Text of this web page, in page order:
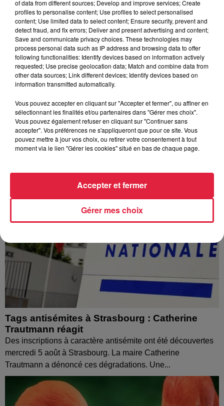
À Hoerdt, de l’eau brune sort des robinets
Depuis plusieurs jours, des habitants de Hoerdt ont vu de
l’eau brune s’écouler de leurs robinets. Face aux
nombreuses interrogations, la municipalité a pris...
Tags antisémites à Strasbourg : Catherine
Trautmann réagit
Des inscriptions à caractère antisémite ont été découvertes
mercredi 5 août à Strasbourg. La maire Catherine
Trautmann a dénoncé ces dégradations. Une...
of data from different sources; Develop and improve services; Create
profiles to personalise content; Use profiles to select personalised
content; Use limited data to select content; Ensure security, prevent and
detect fraud, and fix errors; Deliver and present advertising and content;
Save and communicate privacy choices. These technologies may
process personal data such as IP address and browsing data to offer
following functionalities: Identify devices based on information actively
requested; Use precise geolocation data; Match and combine data from
other data sources; Link different devices; Identify devices based on
information transmitted automatically.
Vous pouvez accepter en cliquant sur "Accepter et fermer", ou affiner en
sélectionnant les finalités et/ou partenaires dans "Gérer mes choix".
Vous pouvez également refuser en cliquant sur "Continuer sans
accepter". Vos préférences ne s'appliqueront que pour ce site. Vous
pouvez mettre à jour vos choix, ou retirer votre consentement à tout
moment via le lien "Gérer les cookies" situé en bas de chaque page.
Gérer mes choix
Accepter et fermer